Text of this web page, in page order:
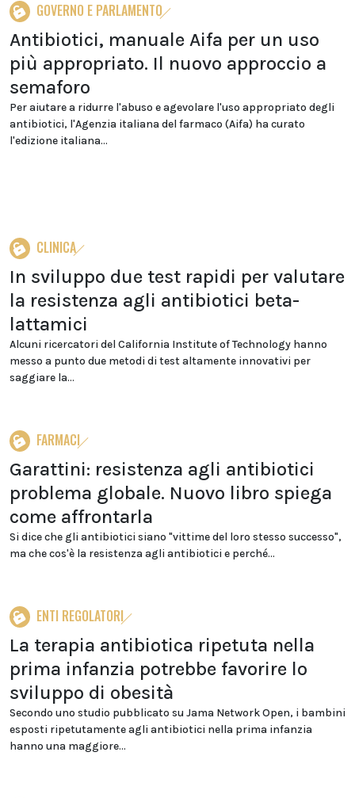
GOVERNO E PARLAMENTO
Antibiotici, manuale Aifa per un uso
più appropriato. Il nuovo approccio a
semaforo
Per aiutare a ridurre l'abuso e agevolare l'uso appropriato degli
antibiotici, l'Agenzia italiana del farmaco (Aifa) ha curato
l'edizione italiana...
CLINICA
In sviluppo due test rapidi per valutare
la resistenza agli antibiotici beta-
lattamici
Alcuni ricercatori del California Institute of Technology hanno
messo a punto due metodi di test altamente innovativi per
saggiare la...
FARMACI
Garattini: resistenza agli antibiotici
problema globale. Nuovo libro spiega
come affrontarla
Si dice che gli antibiotici siano "vittime del loro stesso successo",
ma che cos'è la resistenza agli antibiotici e perché...
ENTI REGOLATORI
La terapia antibiotica ripetuta nella
prima infanzia potrebbe favorire lo
sviluppo di obesità
Secondo uno studio pubblicato su Jama Network Open, i bambini
esposti ripetutamente agli antibiotici nella prima infanzia
hanno una maggiore...